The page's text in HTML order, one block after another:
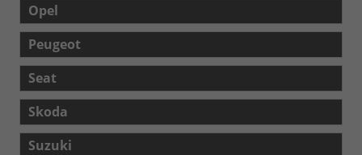
Opel
Peugeot
Seat
Skoda
Suzuki